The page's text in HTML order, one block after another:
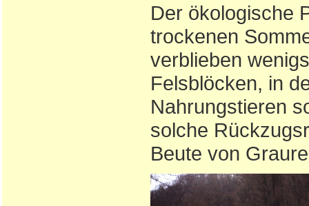
Der ökologische
trockenen
verblieben
Felsblöcken, in
Nahrungstieren
solche
Beute von